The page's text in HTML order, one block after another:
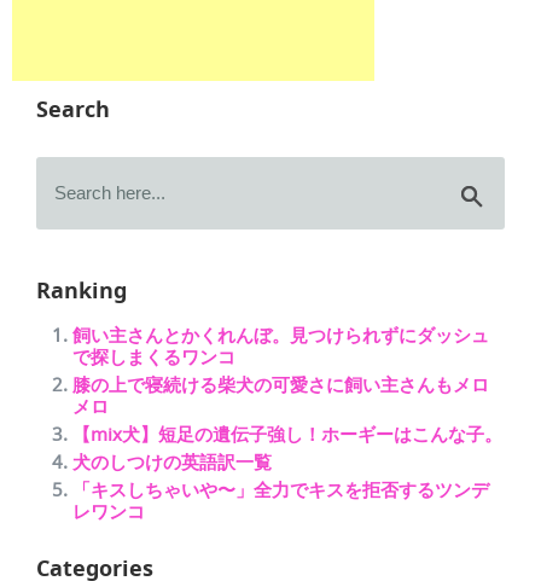
Search
Ranking
飼い主さんとかくれんぼ。見つけられずにダッシュ
で探しまくるワンコ
膝の上で寝続ける柴犬の可愛さに飼い主さんもメロ
メロ
【mix犬】短足の遺伝子強し！ホーギーはこんな子。
犬のしつけの英語訳一覧
「キスしちゃいや〜」全力でキスを拒否するツンデ
レワンコ
Categories